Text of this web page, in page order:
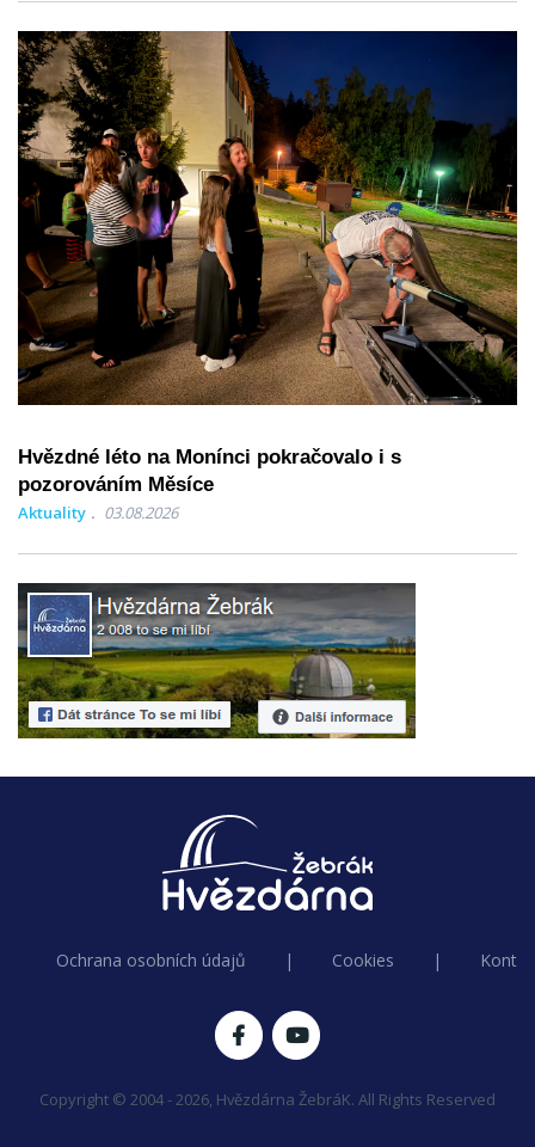
Hvězdné léto na Monínci pokračovalo i s
pozorováním Měsíce
Aktuality 03.08.2026
Ochrana osobních údajů | Cookies |
Copyright © 2004 - 2026, Hvězdárna ŽebráK. All Rights Reserved